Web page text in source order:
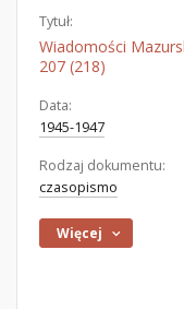
Tytuł:
Wiadomości
207 (218)
Data:
1945-1947
Rodzaj dokumentu:
czasopismo
Więcej